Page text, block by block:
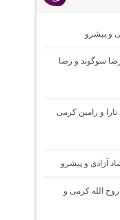
و پیشرو
و رضا سوگوند و رضا
و رامین کرمی
آزادی و پیشرو
و روح الله کرمی و